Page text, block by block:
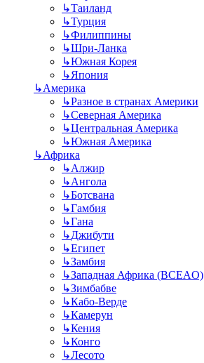
↳Таиланд
↳Турция
↳Филиппины
↳Шри-Ланка
↳Южная Корея
↳Япония
↳Америка
↳Разное в странах Америки
↳Северная Америка
↳Центральная Америка
↳Южная Америка
↳Африка
↳Алжир
↳Ангола
↳Ботсвана
↳Гамбия
↳Гана
↳Джибути
↳Египет
↳Замбия
↳Западная Африка (BCEAO)
↳Зимбабве
↳Кабо-Верде
↳Камерун
↳Кения
↳Конго
↳Лесото